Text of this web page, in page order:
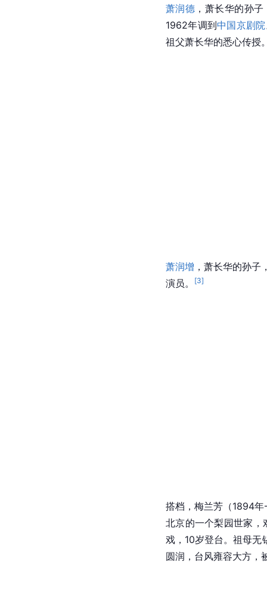
萧润德 ，萧长华的孙
1962年调到中国京剧院
祖父萧长华的悉心传授
萧润增 ，萧长华的孙
演员。
[3]
搭档，梅兰芳 （1894
北京的一个梨园世家
戏，10岁登台。祖母无
圆润，台风雍容大方，